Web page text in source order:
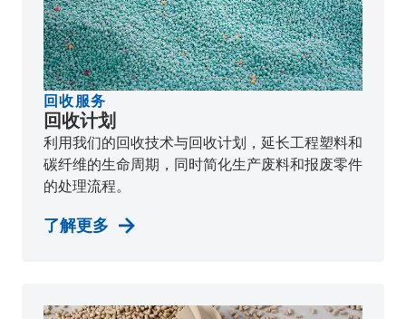
回收服务
回收计划
利用我们的回收技术与回收计划，延长工程塑料和
碳纤维的生命周期，同时简化生产废料和报废零件
的处理流程。
了解更多